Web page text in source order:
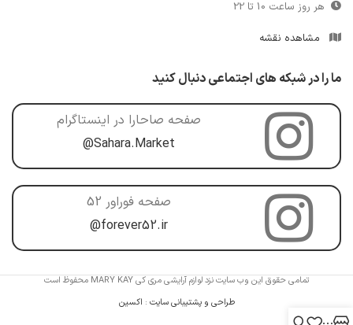
هر روز ساعت 10 تا 22
مشاهده نقشه
ما را در شبکه های اجتماعی دنبال کنید
صفحه صاحارا در اینستاگرام
@Sahara.Market
صفحه فوراور 52
@forever52.ir
تمامی حقوق این وب سایت نزد لوازم آرایشی مری کی MARY KAY محفوظ است
طراحی و پشتیبانی سایت : اکسین